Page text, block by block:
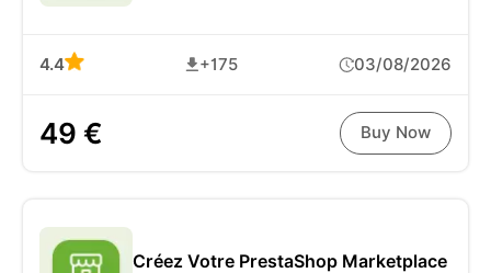
4.4 +175 03/08/2026
49 € Buy Now
Créez Votre PrestaShop Marketplace